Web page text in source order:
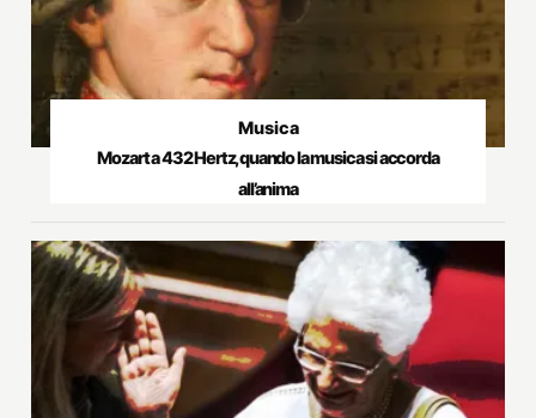
Musica
Mozart a 432 Hertz, quando la musica si accorda
all’anima